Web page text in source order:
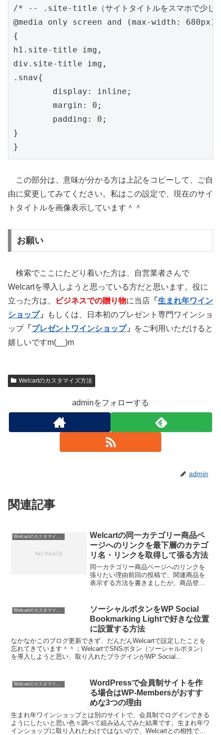
/* -- .site-title（サイトタイトルをスマホで少
@media only screen and (max-width: 680px)
{
h1.site-title img,
div.site-title img,
.snav{
}
この部分は、意味が分かる方は上記をコピーして、ご自
由に変更してみてください。私はこの設定で、現在のサイ
トタイトルを画像表示しています＾＾
お願い
検索でここにたどり着いた方は、自営業者さんで
Welcartを導入しようと思っている方だと思います。役に
立った方は、
ビジネスでの贈り物に当店 「 生まれ年ワイン
ショップ」
もしくは、日本初のプレゼント専門ワインショ
ップ「 プレゼントワインショップ」
をご利用いただけると
嬉しいですm(__)m
Welcartのカスタマイズ方法
adminをフォローする
admin
関連記事
Welcartの同一カテゴリー商品ペ
ージへのリンクを最下層のカテゴ
リ名・リンクを取得して張る方法
同一カテゴリー商品ページへのリンクを
張りたい理由前回の投稿で、関連商品を
表示する方法を書きましたが、商品登録
も表示されてしまいます（在庫ナシと表
示せることは可能です）。こ...
Welcartのカスタマイズ方法
ソーシャルボタンをWP Social
Bookmarking Lightで好きな位置
に設置する方法
なかなかこのブログ更新できず、だんだんWelcartで設定したことを
忘れてきています＾＾；WelcartでSNSボタン（ソーシャルボタン）
を導入しようと思い、取り入れたプラグインがWP Social
Welcartのカスタマイズ方法
WordPressで会員制サイトを作
る場合はWP-Membersがおすす
めな3つの理由
生まれ年ワインショップとは別のサイトで、会員制でログインできる
ようにしたいと思い色々調べて組み込んでみた結果です。生まれ年ワ
インショップに取り入れたわけではないので、Welcartとの相性では